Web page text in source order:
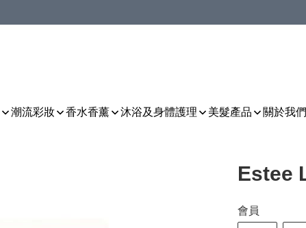
潮流彩妝 香水香薰 沐浴及身體護理 美髮產品 關於我們
Estee
會員